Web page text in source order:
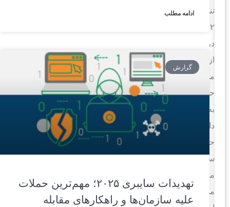
تنها
درصد
مسیرهای
حمله
دارایی‌های
حیاتی
سازمان
منتهی
می‌شدند.
ادامه مطلب
گزارش
تهدیدات سایبری ۲۰۲۵؛ مهم‌ترین حملات
علیه سازمان‌ها و راهکارهای مقابله